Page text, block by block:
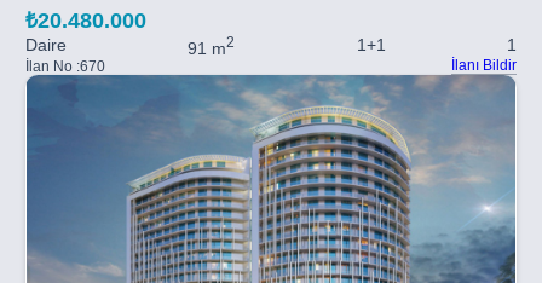
₺20.480.000
Daire 91 m2 1+1 1
İlan No :670 İlanı Bildir